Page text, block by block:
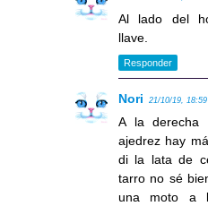
Al lado del
llave.
Responder
Nori 21/10/19, 18:59
A la derecha
ajedrez hay
di la lata de
tarro no sé
una moto a